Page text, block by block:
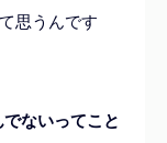
思うんです
ないってこと